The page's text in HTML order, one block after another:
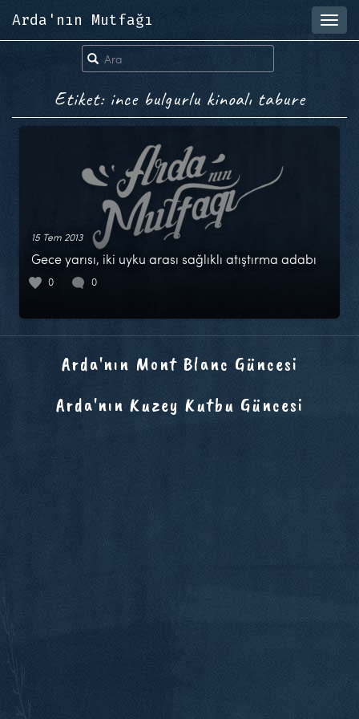
Arda'nın Mutfağı
Etiket: ince bulgurlu kinoalı tabure
15 Tem 2013
Gece yarısı, iki uyku arası sağlıklı atıştırma adabı
0 0
Arda'nın Mont Blanc Güncesi
Arda'nın Kuzey Kutbu Güncesi